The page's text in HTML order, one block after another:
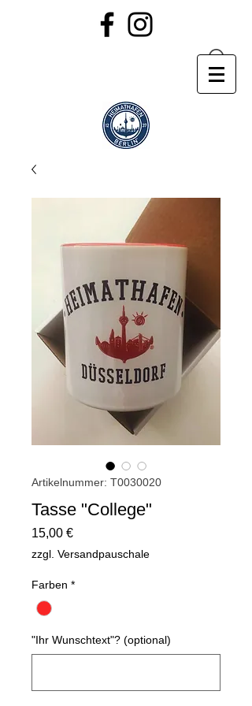
Artikelnummer: T0030020
Tasse "College"
15,00 €Preis
zzgl. Versandpauschale
Farben *
"Ihr Wunschtext"? (optional)